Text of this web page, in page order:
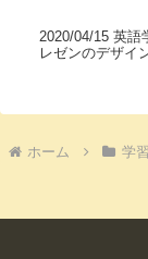
2020/04/15 英語
レゼンのデザイ
ホーム 学